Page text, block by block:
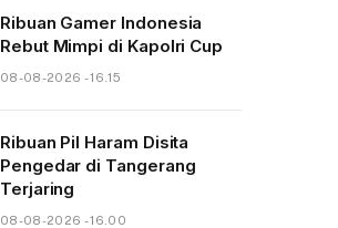
Ribuan Gamer Indonesia
Rebut Mimpi di Kapolri Cup
08-08-2026 - 16.15
Ribuan Pil Haram Disita
Pengedar di Tangerang
Terjaring
08-08-2026 - 16.00